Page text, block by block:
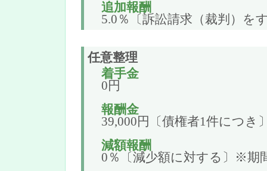
追加報酬
5.0％〔訴訟請求（裁判）を
任意整理
着手金
0円
報酬金
39,000円〔債権者1件につき
減額報酬
0％〔減少額に対する〕※期